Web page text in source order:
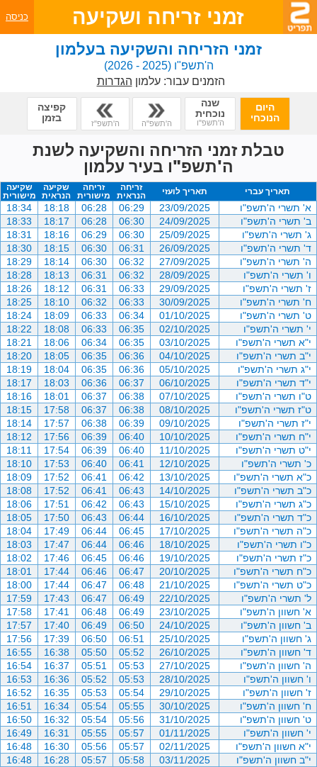
זמני זריחה ושקיעה כניסה
זמני הזריחה והשקיעה בעלמון
ה'תשפ"ו(2025 - 2026)
הזמנים עבור:עלמון הגדרות
היום
הנוכחי
שנה
נוכחית
ה'תשפ"ו ה'תשפ"ה ה'תשפ"ז
קפיצה
בזמן
טבלת זמני הזריחה והשקיעה לשנת
ה'תשפ"ו בעיר עלמון
תאריך עברי תאריך לועזי
זריחה
הנראית
זריחה
מישורית
שקיעה
הנראית
שקיעה
מישורית
א' תשרי ה'תשפ"ו 23/09/2025
06:29
06:28
18:18
18:34
ב' תשרי ה'תשפ"ו
24/09/2025
06:30
06:28
18:17
18:33
ג' תשרי ה'תשפ"ו
25/09/2025
06:30
06:29
18:16
18:31
ד' תשרי ה'תשפ"ו
26/09/2025
06:31
06:30
18:15
18:30
ה' תשרי ה'תשפ"ו
27/09/2025
06:32
06:30
18:14
18:29
ו' תשרי ה'תשפ"ו
28/09/2025
06:32
06:31
18:13
18:28
ז' תשרי ה'תשפ"ו
29/09/2025
06:33
06:31
18:12
18:26
ח' תשרי ה'תשפ"ו
30/09/2025
06:33
06:32
18:10
18:25
ט' תשרי ה'תשפ"ו
01/10/2025
06:34
06:33
18:09
18:24
י' תשרי ה'תשפ"ו
02/10/2025
06:35
06:33
18:08
18:22
י"א תשרי ה'תשפ"ו
03/10/2025
06:35
06:34
18:06
18:21
י"ב תשרי ה'תשפ"ו
04/10/2025
06:36
06:35
18:05
18:20
י"ג תשרי ה'תשפ"ו
05/10/2025
06:36
06:35
18:04
18:19
י"ד תשרי ה'תשפ"ו
06/10/2025
06:37
06:36
18:03
18:17
ט"ו תשרי ה'תשפ"ו
07/10/2025
06:38
06:37
18:01
18:16
ט"ז תשרי ה'תשפ"ו
08/10/2025
06:38
06:37
17:58
18:15
י"ז תשרי ה'תשפ"ו
09/10/2025
06:39
06:38
17:57
18:14
י"ח תשרי ה'תשפ"ו
10/10/2025
06:40
06:39
17:56
18:12
י"ט תשרי ה'תשפ"ו
11/10/2025
06:40
06:39
17:54
18:11
כ' תשרי ה'תשפ"ו
12/10/2025
06:41
06:40
17:53
18:10
כ"א תשרי ה'תשפ"ו
13/10/2025
06:42
06:41
17:52
18:09
כ"ב תשרי ה'תשפ"ו
14/10/2025
06:43
06:41
17:52
18:08
כ"ג תשרי ה'תשפ"ו
15/10/2025
06:43
06:42
17:51
18:06
כ"ד תשרי ה'תשפ"ו
16/10/2025
06:44
06:43
17:50
18:05
כ"ה תשרי ה'תשפ"ו
17/10/2025
06:45
06:44
17:49
18:04
כ"ו תשרי ה'תשפ"ו
18/10/2025
06:46
06:44
17:47
18:03
כ"ז תשרי ה'תשפ"ו
19/10/2025
06:46
06:45
17:46
18:02
כ"ח תשרי ה'תשפ"ו
20/10/2025
06:47
06:46
17:44
18:01
כ"ט תשרי ה'תשפ"ו
21/10/2025
06:48
06:47
17:44
18:00
ל' תשרי ה'תשפ"ו
22/10/2025
06:49
06:47
17:43
17:59
א' חשוון ה'תשפ"ו
23/10/2025
06:49
06:48
17:41
17:58
ב' חשוון ה'תשפ"ו
24/10/2025
06:50
06:49
17:40
17:57
ג' חשוון ה'תשפ"ו
25/10/2025
06:51
06:50
17:39
17:56
ד' חשוון ה'תשפ"ו
26/10/2025
05:52
05:50
16:38
16:55
ה' חשוון ה'תשפ"ו
27/10/2025
05:53
05:51
16:37
16:54
ו' חשוון ה'תשפ"ו
28/10/2025
05:53
05:52
16:36
16:53
ז' חשוון ה'תשפ"ו
29/10/2025
05:54
05:53
16:35
16:52
ח' חשוון ה'תשפ"ו
30/10/2025
05:55
05:54
16:34
16:51
ט' חשוון ה'תשפ"ו
31/10/2025
05:56
05:54
16:32
16:50
י' חשוון ה'תשפ"ו
01/11/2025
05:57
05:55
16:31
16:49
י"א חשוון ה'תשפ"ו
02/11/2025
05:57
05:56
16:30
16:48
י"ב חשוון ה'תשפ"ו
03/11/2025
05:58
05:57
16:28
16:48